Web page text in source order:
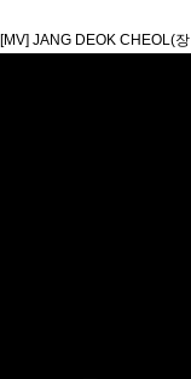
[MV] JANG DEOK CHEOL(